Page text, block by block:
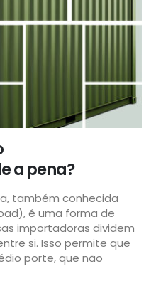
a pena?
também conhecida
é uma forma de
importadoras dividem
si. Isso permite que
porte, que não